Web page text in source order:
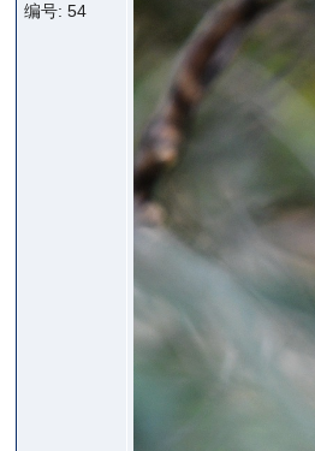
编号: 54